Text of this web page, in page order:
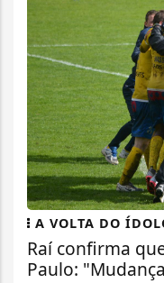
A VOLTA DO
Raí confirma
Paulo: